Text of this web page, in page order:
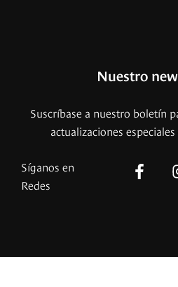
Nuestro
Suscríbase a nuestro boletín
actualizaciones
Síganos en
Redes